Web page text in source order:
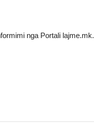
nga Portali lajme.mk.